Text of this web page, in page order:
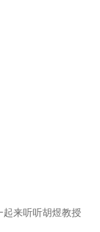
起来听听胡煜教授